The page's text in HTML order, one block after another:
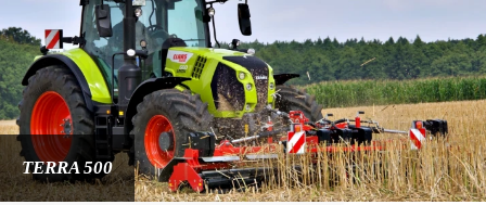
TERRA 500